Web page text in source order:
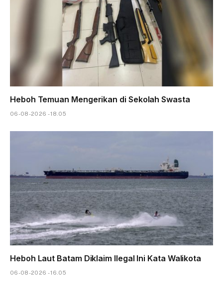
Heboh Temuan Mengerikan di Sekolah Swasta
06-08-2026 - 18.05
Heboh Laut Batam Diklaim Ilegal Ini Kata Walikota
06-08-2026 - 16.05